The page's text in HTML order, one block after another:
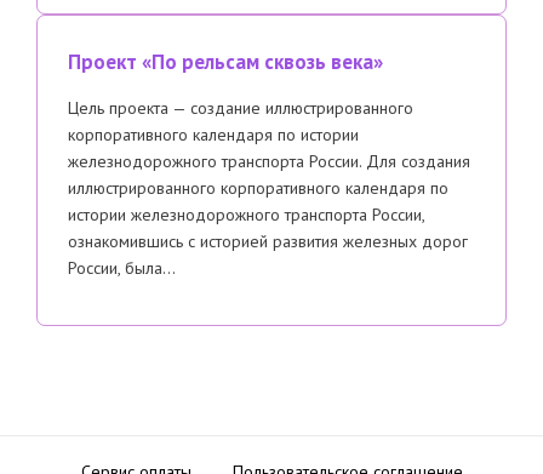
Проект «По рельсам сквозь века»
Цель проекта — создание иллюстрированного
корпоративного календаря по истории
железнодорожного транспорта России. Для создания
иллюстрированного корпоративного календаря по
истории железнодорожного транспорта России,
ознакомившись с историей развития железных дорог
России, была…